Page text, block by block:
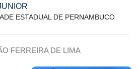
ESTADUAL DE PERNAMBUCO
FERREIRA DE LIMA